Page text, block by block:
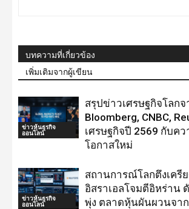
บทความที่เกี่ยวข้อง
เพิ่มเติมจากผู้เขียน
ข่าวหุ้นธุรกิจ
ออนไลน์
สรุปข่าวเศรษฐกิจโลกจ
Bloomberg, CNBC,
เศรษฐกิจปี 2569 กับค
โอกาสใหม่
ข่าวหุ้นธุรกิจ
ออนไลน์
สถานการณ์โลกตึงเครี
อิสราเอลโจมตีอิหร่าน
พุ่ง ตลาดหุ้นผันผวนจาก